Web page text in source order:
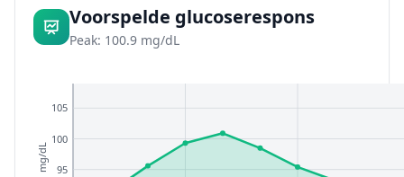
Voorspelde glucoserespons
Peak: 100.9 mg/dL
95
100
105
mg/dL